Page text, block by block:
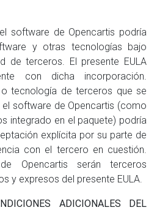
software de Opencartis podría
y otras tecnologías bajo
de terceros. El presente EULA
con dicha incorporación.
o tecnología de terceros que se
el software de Opencartis (como
integrado en el paquete) podría
explícita por su parte de
con el tercero en cuestión.
Opencartis serán terceros
y expresos del presente EULA.
ADICIONALES DEL